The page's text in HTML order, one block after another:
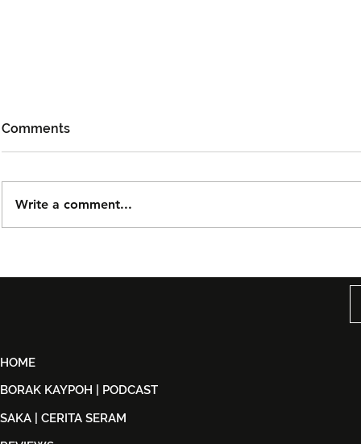
Dijual
Comments
Write a comment...
HOME
BORAK KAYPOH | PODCAST
SAKA | CERITA SERAM